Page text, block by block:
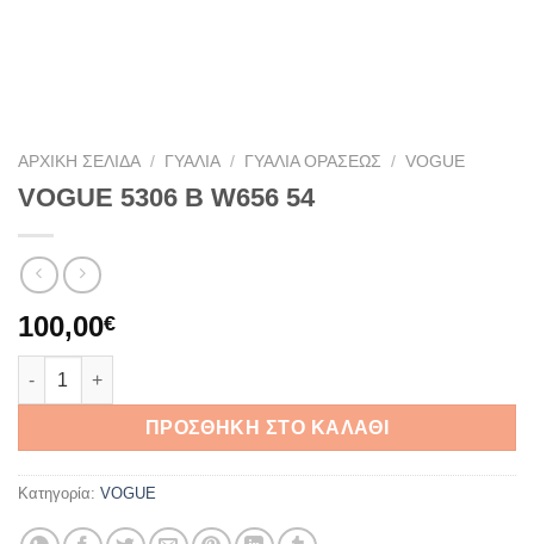
ΑΡΧΙΚΉ ΣΕΛΊΔΑ / ΓΥΑΛΙΆ / ΓΥΑΛΙΆ ΟΡΆΣΕΩΣ / VOGUE
VOGUE 5306 B W656 54
100,00€
VOGUE 5306 B W656 54 ποσότητα
ΠΡΟΣΘΉΚΗ ΣΤΟ ΚΑΛΆΘΙ
Κατηγορία: VOGUE